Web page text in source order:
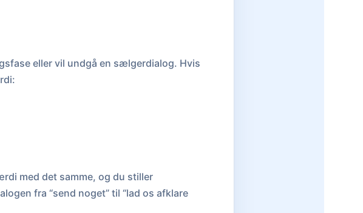
eller vil undgå en sælgerdialog. Hvis
med det samme, og du stiller
fra “send noget” til “lad os afklare